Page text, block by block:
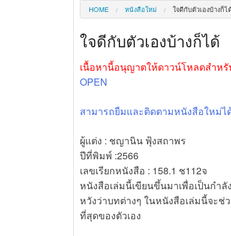
News
News ร้านกาแฟจันทร์เต็
News
คดีฆาตกรรมนักท
News
HOME หนังสือใหม่ ใจดีกับตัวเองบ้างก็ไ
ใจดีกับตัวเองบ้างก็ได้
เนื้อหานี้อนุญาตให้ดาวน์โหลดสำหรั
OPEN
สามารถยืมและติดตามหนังสือใหม่ไ
ผู้แต่ง : ชญานิน ฟุ้งสถาพร
ปีที่พิมพ์ :2566
เลขเรียกหนังสือ : 158.1 ช112จ
หนังสือเล่มนี้เขียนขึ้นมาเพื่อเป็นกำ
หวังว่าบทต่างๆ ในหนังสือเล่มนี้จะช่
ที่สุดของตัวเอง